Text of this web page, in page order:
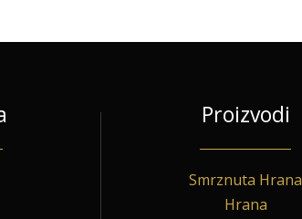
Proizvodi
Smrznuta Hrana
Hrana